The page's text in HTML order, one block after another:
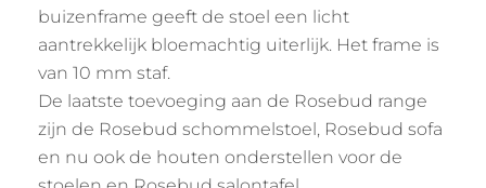
buizenframe geeft de stoel een licht
aantrekkelijk bloemachtig uiterlijk. Het frame is
van 10 mm staf.
De laatste toevoeging aan de Rosebud range
zijn de Rosebud schommelstoel, Rosebud sofa
en nu ook de houten onderstellen voor de